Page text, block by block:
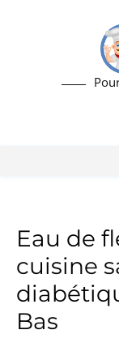
Eau de
cuisine
Bas